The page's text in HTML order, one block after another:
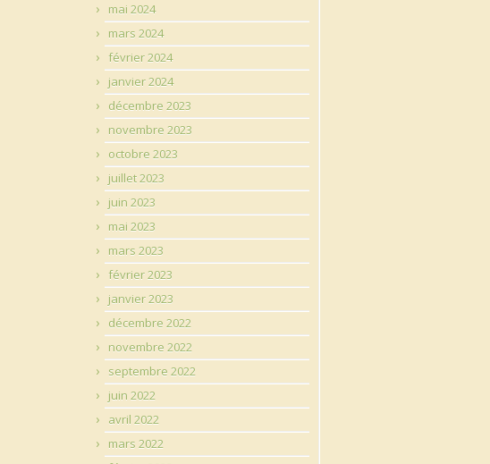
mai 2024
mars 2024
février 2024
janvier 2024
décembre 2023
novembre 2023
octobre 2023
juillet 2023
juin 2023
mai 2023
mars 2023
février 2023
janvier 2023
décembre 2022
novembre 2022
septembre 2022
juin 2022
avril 2022
mars 2022